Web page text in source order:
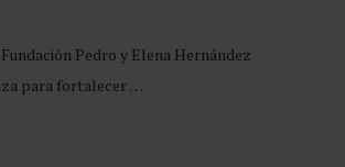
Pedro y Elena Hernández
para fortalecer …